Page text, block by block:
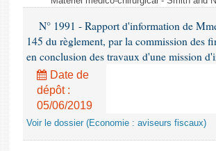
N° 1991 - Rapport d'information de
145 du règlement, par la commission des
en conclusion des travaux d'une mission
Date de
dépôt :
05/06/2019
Voir le dossier (Economie : aviseurs fiscaux)